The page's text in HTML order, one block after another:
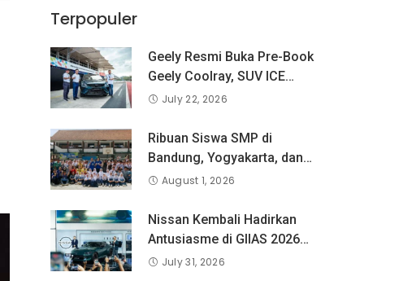
Terpopuler
Geely Resmi Buka Pre-Book
Geely Coolray, SUV ICE
Pertama Geely di Indonesia
Juta Pengguna Global.
July 22, 2026
Ribuan Siswa SMP di
Bandung, Yogyakarta, dan
Surabaya Berlatih Langsung
di PLN Mobile Jalan Juara
JEVA Spike Nation 2026.
August 1, 2026
Nissan Kembali Hadirkan
Antusiasme di GIIAS 2026
melalui Debut Perdana”
July 31, 2026